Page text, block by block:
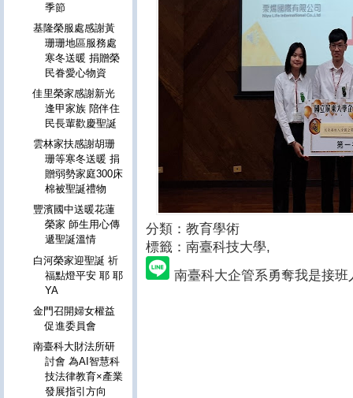
分類：教育學術
標籤：南臺科技大學,
南臺科大企管系勇奪我是接
季節
基隆榮服處感謝黃
珊珊地區服務處
寒冬送暖 捐贈榮
民眷愛心物資
佳里榮家感謝新光
逢甲家族 陪伴住
民長輩歡慶聖誕
雲林家扶感謝胡珊
珊等寒冬送暖 捐
贈弱勢家庭300床
棉被聖誕禮物
豐濱國中送暖花蓮
榮家 師生用心傳
遞聖誕溫情
白河榮家迎聖誕 祈
福點燈平安 耶 耶
YA
金門召開婦女權益
促進委員會
南臺科大財法所研
討會 為AI智慧科
技法律教育×產業
發展指引方向